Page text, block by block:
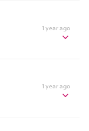
1 year ago
1 year ago